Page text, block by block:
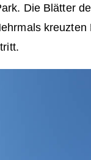
Die Blätter